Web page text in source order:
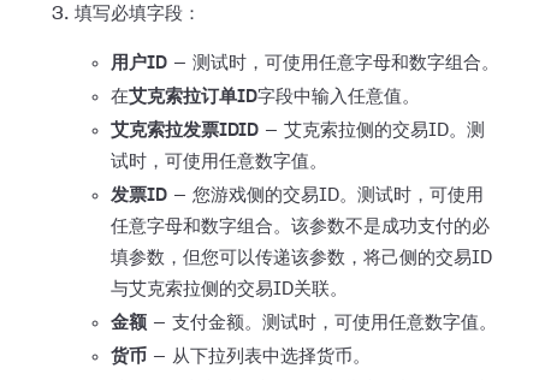
填写必填字段：
用户ID — 测试时，可使用任意字母和数字组合。
在艾克索拉订单ID字段中输入任意值。
艾克索拉发票IDID — 艾克索拉侧的交易ID。测
试时，可使用任意数字值。
发票ID — 您游戏侧的交易ID。测试时，可使用
任意字母和数字组合。该参数不是成功支付的必
填参数，但您可以传递该参数，将己侧的交易ID
与艾克索拉侧的交易ID关联。
金额 — 支付金额。测试时，可使用任意数字值。
货币 — 从下拉列表中选择货币。